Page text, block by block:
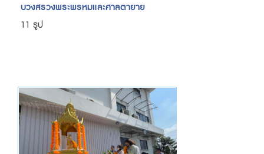
บวงสรวงพระพรหมและศาลตายาย
11 รูป